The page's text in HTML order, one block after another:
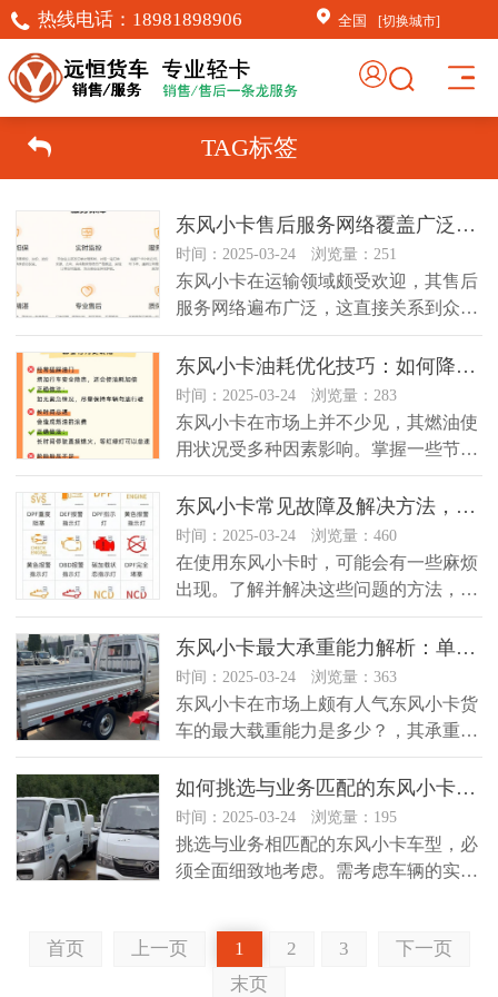
热线电话： 18981898906 全国 [切换城市]
TAG标签
东风小卡售后服务网络覆盖广泛，助力城乡用户便捷维修与维护
时间：2025-03-24 浏览量：251
东风小卡在运输领域颇受欢迎，其售后
服务网络遍布广泛，这直接关系到众多
用户的操作感受以及车辆后续的维护...
东风小卡油耗优化技巧：如何降低燃油费用提升驾驶经济性
时间：2025-03-24 浏览量：283
东风小卡在市场上并不少见，其燃油使
用状况受多种因素影响。掌握一些节约
燃油的技巧，能有效降低费用。远恒...
东风小卡常见故障及解决方法，远恒轻卡维修专家分享
时间：2025-03-24 浏览量：460
在使用东风小卡时，可能会有一些麻烦
出现。了解并解决这些问题的方法，对
保证驾驶的安全与效率大有裨益。远...
东风小卡最大承重能力解析：单排与双排车型的承重差异及影响因素
时间：2025-03-24 浏览量：363
东风小卡在市场上颇有人气东风小卡货
车的最大载重能力是多少？，其承重能
力备受用户关注。远恒轻卡销售租赁...
如何挑选与业务匹配的东风小卡车型？全面考虑载重与路况
时间：2025-03-24 浏览量：195
挑选与业务相匹配的东风小卡车型，必
须全面细致地考虑。需考虑车辆的实际
首页 上一页 1 2 3
下一页
末页